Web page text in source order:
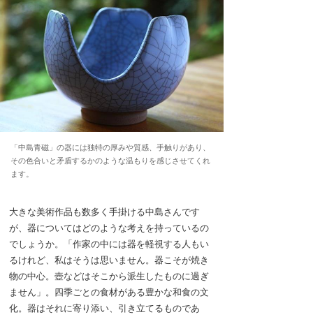
「中島青磁」の器には独特の厚みや質感、手触りがあり、
その色合いと矛盾するかのような温もりを感じさせてくれ
ます。
大きな美術作品も数多く手掛ける中島さんです
が、器についてはどのような考えを持っているの
でしょうか。「作家の中には器を軽視する人もい
るけれど、私はそうは思いません。器こそが焼き
物の中心。壺などはそこから派生したものに過ぎ
ません」。四季ごとの食材がある豊かな和食の文
化。器はそれに寄り添い、引き立てるものであ